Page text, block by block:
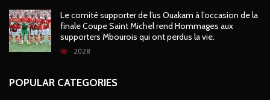
Le comité supporter de l’us Ouakam à l’occasion de la
finale Coupe Saint Michel rend Hommages aux
supporters Mbourois qui ont perdus la vie.
2028
POPULAR CATEGORIES